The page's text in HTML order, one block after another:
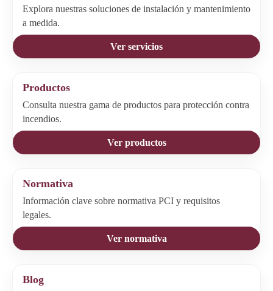
Explora nuestras soluciones de instalación y mantenimiento
a medida.
Ver servicios
Productos
Consulta nuestra gama de productos para protección contra
incendios.
Ver productos
Normativa
Información clave sobre normativa PCI y requisitos
legales.
Ver normativa
Blog